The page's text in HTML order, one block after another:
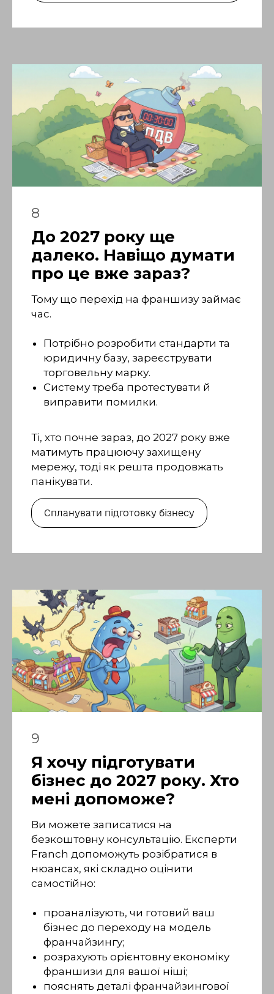
8
До 2027 року ще
далеко. Навіщо думати
про це вже зараз?
Тому що перехід на франшизу займає
час.
Потрібно розробити стандарти та
юридичну базу, зареєструвати
торговельну марку.
Систему треба протестувати й
виправити помилки.
Ті, хто почне зараз, до 2027 року вже
матимуть працюючу захищену
мережу, тоді як решта продовжать
панікувати.
Спланувати підготовку бізнесу
9
Я хочу підготувати
бізнес до 2027 року. Хто
мені допоможе?
Ви можете записатися на
безкоштовну консультацію. Експерти
Franch допоможуть розібратися в
нюансах, які складно оцінити
самостійно:
проаналізують, чи готовий ваш
бізнес до переходу на модель
франчайзингу;
розрахують орієнтовну економіку
франшизи для вашої ніші;
пояснять деталі франчайзингової